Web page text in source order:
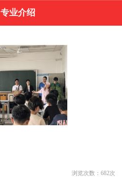
专业介绍
浏览次数： 682次